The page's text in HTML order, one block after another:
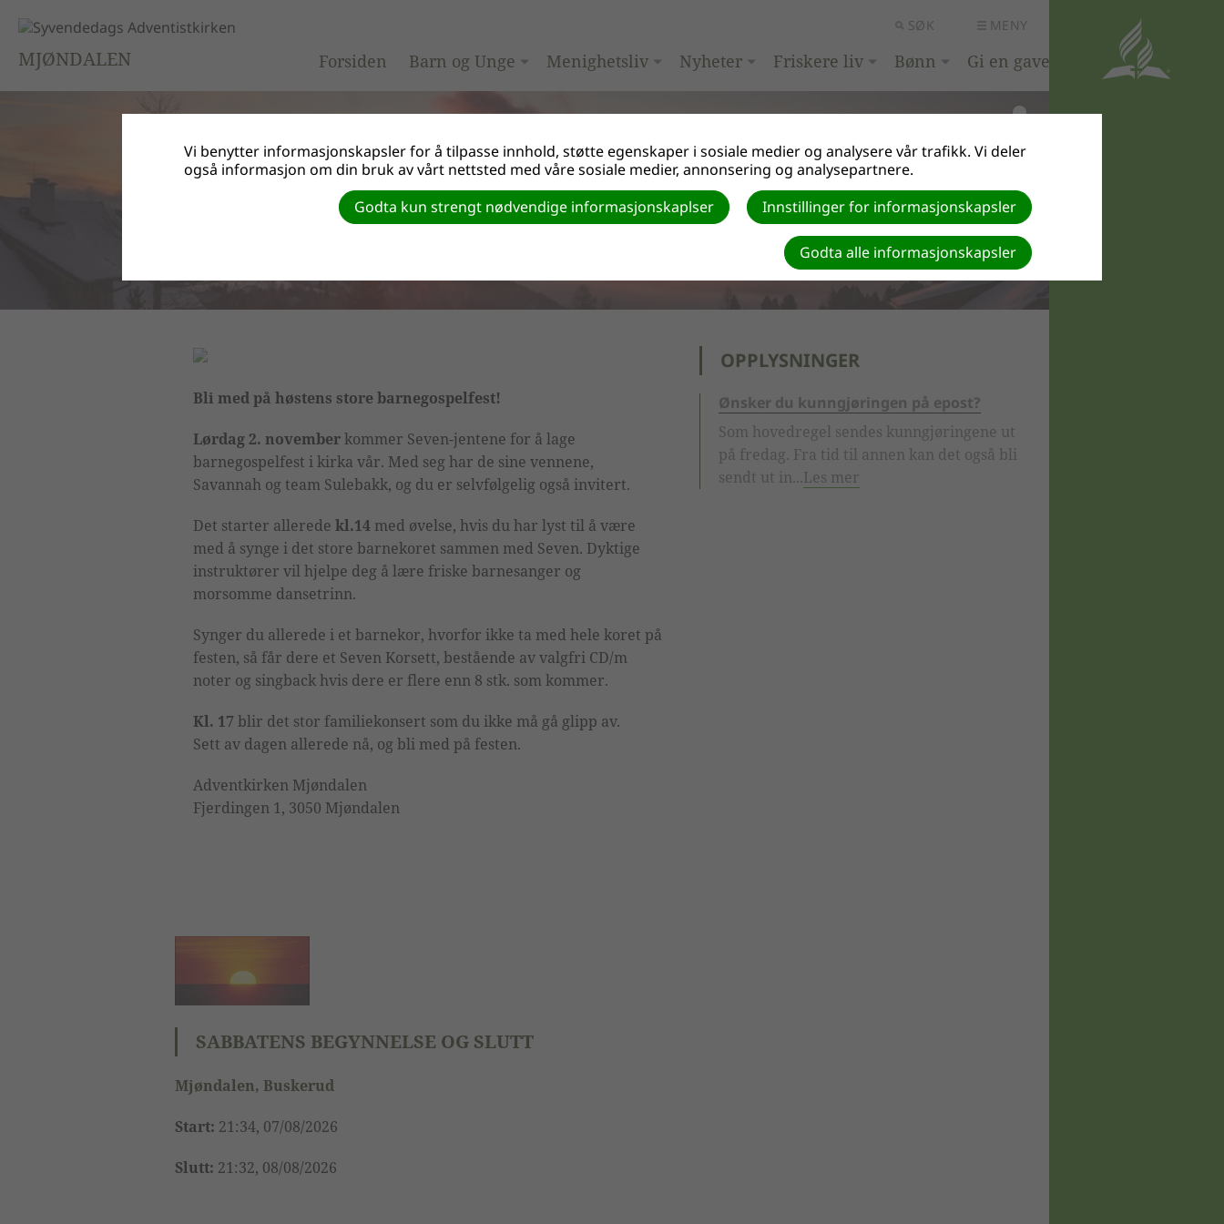
SØK MENY
MJØNDALEN Forsiden Barn og Unge Menighetsliv Nyheter Friskere liv Bønn Gi en gave
Bli med på høstens store barnegospelfest!
Lørdag 2. novemberkommer Seven-jentene for å lage
barnegospelfest i kirka vår. Med seg har de sine vennene,
Savannah og team Sulebakk, og du er selvfølgelig også invitert.
Det starter allerede kl.14 med øvelse, hvis du har lyst til å være
med å synge i det store barnekoret sammen med Seven. Dyktige
instruktører vil hjelpe deg å lære friske barnesanger og
morsomme dansetrinn.
Synger du allerede i et barnekor, hvorfor ikke ta med hele koret på
festen, så får dere et Seven Korsett, bestående av valgfri CD/m
noter og singback hvis dere er flere enn 8 stk. som kommer.
Kl. 17 blir det stor familiekonsert som du ikke må gå glipp av.
Sett av dagen allerede nå, og bli med på festen.
Adventkirken Mjøndalen
Fjerdingen 1, 3050 Mjøndalen
SABBATENS BEGYNNELSE OG SLUTT
Mjøndalen, Buskerud
Start: 21:34, 07/08/2026
Slutt: 21:32, 08/08/2026
OPPLYSNINGER
Ønsker du kunngjøringen på epost?
Som hovedregel sendes kunngjøringene ut
på fredag. Fra tid til annen kan det også bli
sendt ut in...Les mer
Vi benytter informasjonskapsler for å tilpasse innhold, støtte egenskaper i sosiale medier og analysere vår trafikk. Vi deler
også informasjon om din bruk av vårt nettsted med våre sosiale medier, annonsering og analysepartnere.
Innstillinger for informasjonskapsler
Godta kun strengt nødvendige informasjonskaplser
Godta alle informasjonskapsler